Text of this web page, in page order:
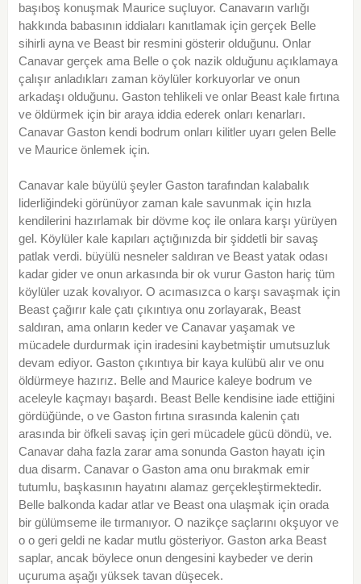
başıboş konuşmak Maurice suçluyor. Canavarın varlığı
hakkında babasının iddiaları kanıtlamak için gerçek Belle
sihirli ayna ve Beast bir resmini gösterir olduğunu. Onlar
Canavar gerçek ama Belle o çok nazik olduğunu açıklamaya
çalışır anladıkları zaman köylüler korkuyorlar ve onun
arkadaşı olduğunu. Gaston tehlikeli ve onlar Beast kale fırtına
ve öldürmek için bir araya iddia ederek onları kenarları.
Canavar Gaston kendi bodrum onları kilitler uyarı gelen Belle
ve Maurice önlemek için.
Canavar kale büyülü şeyler Gaston tarafından kalabalık
liderliğindeki görünüyor zaman kale savunmak için hızla
kendilerini hazırlamak bir dövme koç ile onlara karşı yürüyen
gel. Köylüler kale kapıları açtığınızda bir şiddetli bir savaş
patlak verdi. büyülü nesneler saldıran ve Beast yatak odası
kadar gider ve onun arkasında bir ok vurur Gaston hariç tüm
köylüler uzak kovalıyor. O acımasızca o karşı savaşmak için
Beast çağırır kale çatı çıkıntıya onu zorlayarak, Beast
saldıran, ama onların keder ve Canavar yaşamak ve
mücadele durdurmak için iradesini kaybetmiştir umutsuzluk
devam ediyor. Gaston çıkıntıya bir kaya kulübü alır ve onu
öldürmeye hazırız. Belle and Maurice kaleye bodrum ve
aceleyle kaçmayı başardı. Beast Belle kendisine iade ettiğini
gördüğünde, o ve Gaston fırtına sırasında kalenin çatı
arasında bir öfkeli savaş için geri mücadele gücü döndü, ve.
Canavar daha fazla zarar ama sonunda Gaston hayatı için
dua disarm. Canavar o Gaston ama onu bırakmak emir
tutumlu, başkasının hayatını alamaz gerçekleştirmektedir.
Belle balkonda kadar atlar ve Beast ona ulaşmak için orada
bir gülümseme ile tırmanıyor. O nazikçe saçlarını okşuyor ve
o o geri geldi ne kadar mutlu gösteriyor. Gaston arka Beast
saplar, ancak böylece onun dengesini kaybeder ve derin
uçuruma aşağı yüksek tavan düşecek.